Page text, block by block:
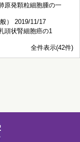
原発顆粒細胞腫の一
） 2019/11/17
頭状腎細胞癌の1
全件表示(42件)